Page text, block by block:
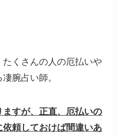
くさんの人の厄払いや
腕占い師。
すが、正直、厄払いの
頼しておけば間違いあ